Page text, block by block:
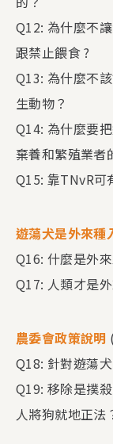
Q12: 為什麼不
跟禁止餵食 ?
Q13: 為什麼不
生動物？
Q14: 為什麼要
棄養和繁殖業者
Q15: 靠TNvR可
遊蕩犬是外來種
Q16: 什麼是外
Q17: 人類才是
農委會政策說明
Q18: 針對遊蕩
Q19: 移除是撲
人將狗就地正法